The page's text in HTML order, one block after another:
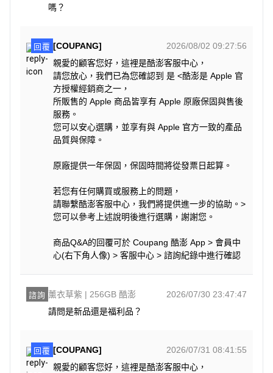
嗎？
回覆 [COUPANG]
2026/08/02 09:27:56
親愛的顧客您好，這裡是酷澎客服中心，
請您放心，我們已為您確認到 是 <酷澎是 Apple 官
方授權經銷商之一，
所販售的 Apple 商品皆享有 Apple 原廠保固與售後
服務。
您可以安心選購，並享有與 Apple 官方一致的產品
品質與保障。
原廠提供一年保固，保固時間將從發票日起算。
若您有任何購買或服務上的問題，
請聯繫酷澎客服中心，我們將提供進一步的協助。>
您可以參考上述說明後進行選購，謝謝您。
商品Q&A的回覆可於 Coupang 酷澎 App > 會員中
心(右下角人像) > 客服中心 > 諮詢紀錄中進行確認
諮詢 薰衣草紫 | 256GB 酷澎
2026/07/30 23:47:47
請問是新品還是福利品？
回覆 [COUPANG]
2026/07/31 08:41:55
親愛的顧客您好，這裡是酷澎客服中心，